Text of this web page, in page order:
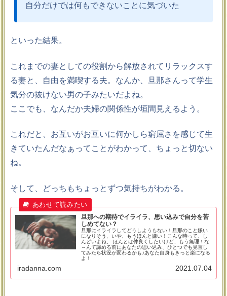
自分だけでは何もできないことに気づいた
といった結果。
これまでの妻としての役割から解放されてリラックスす
る妻と、自由を満喫する夫。なんか、旦那さんって学生
気分の抜けない男の子みたいだよね。
ここでも、なんだか夫婦の関係性が垣間見えるよう。
これだと、お互いがお互いに何かしら窮屈さを感じて生
きていたんだなぁってことがわかって、ちょっと切ない
ね。
そして、どっちもちょっとずつ気持ちがわかる。
旦那への期待でイライラ、思い込みで自分を苦
しめてない？
旦那にイライラしてどうしようもない！旦那のこと嫌い
になりそう、いや、もうほんと嫌い！こんな時って、し
んどいよね。 ほんとは仲良くしたいけど、もう無理！な
～んて諦める前にあなたの思い込み、ひとつでも見直し
てみたら状況が変わるかも♪あなた自身もきっと楽になる
よ！
iradanna.com 2021.07.04